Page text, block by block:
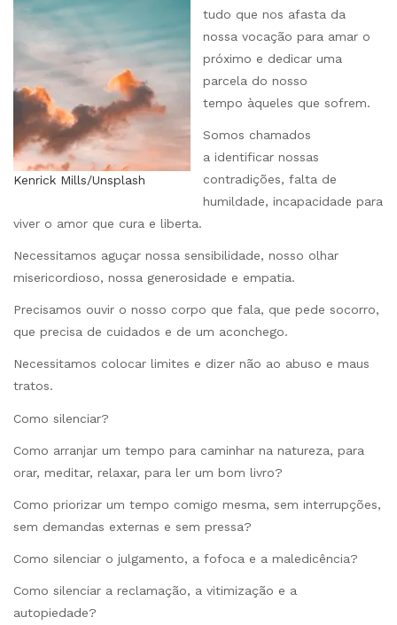
Kenrick Mills/Unsplash
tudo que nos afasta da
nossa vocação para amar o
próximo e dedicar uma
parcela do nosso
tempo àqueles que sofrem.
Somos chamados
a identificar nossas
contradições, falta de
humildade, incapacidade para
viver o amor que cura e liberta.
Necessitamos aguçar nossa sensibilidade, nosso olhar
misericordioso, nossa generosidade e empatia.
Precisamos ouvir o nosso corpo que fala, que pede socorro,
que precisa de cuidados e de um aconchego.
Necessitamos colocar limites e dizer não ao abuso e maus
tratos.
Como silenciar?
Como arranjar um tempo para caminhar na natureza, para
orar, meditar, relaxar, para ler um bom livro?
Como priorizar um tempo comigo mesma, sem interrupções,
sem demandas externas e sem pressa?
Como silenciar o julgamento, a fofoca e a maledicência?
Como silenciar a reclamação, a vitimização e a
autopiedade?